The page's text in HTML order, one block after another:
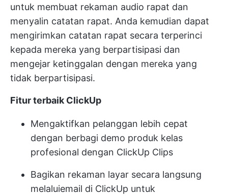
untuk membuat rekaman audio rapat dan
menyalin catatan rapat. Anda kemudian dapat
mengirimkan catatan rapat secara terperinci
kepada mereka yang berpartisipasi dan
mengejar ketinggalan dengan mereka yang
tidak berpartisipasi.
Fitur terbaik ClickUp
Mengaktifkan pelanggan lebih cepat
dengan berbagi demo produk kelas
profesional dengan ClickUp Clips
Bagikan rekaman layar secara langsung
melaluiemail di ClickUp untuk